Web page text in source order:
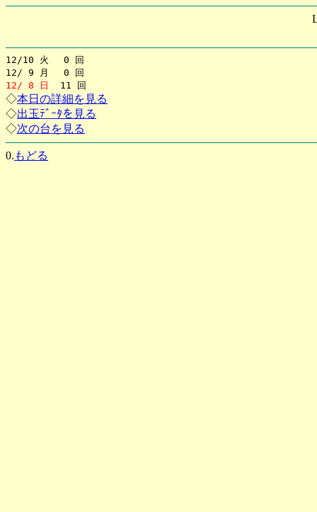
12/10 火 0 回
12/ 9 月 0 回
12/ 8 日
11 回
◇本日の詳細を見る
◇出玉ﾃﾞｰﾀを見る
◇次の台を見る
0. もどる